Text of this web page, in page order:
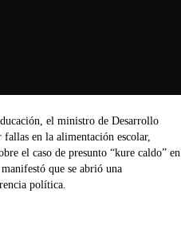
el ministro de Desarrollo
en la alimentación escolar,
el caso de presunto “kure caldo” en
que se abrió una
política.